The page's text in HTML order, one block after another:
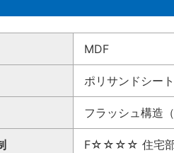
MDF
ポリサンドシー
フラッシュ構造
F☆☆☆☆ 住宅部